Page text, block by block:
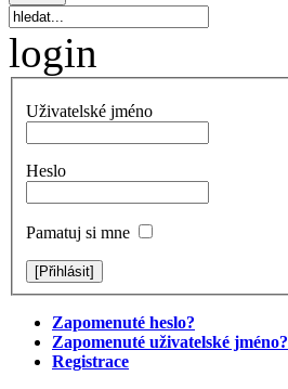
login
Uživatelské jméno
Heslo
Pamatuj si mne
Zapomenuté heslo?
Zapomenuté uživatelské jméno?
Registrace